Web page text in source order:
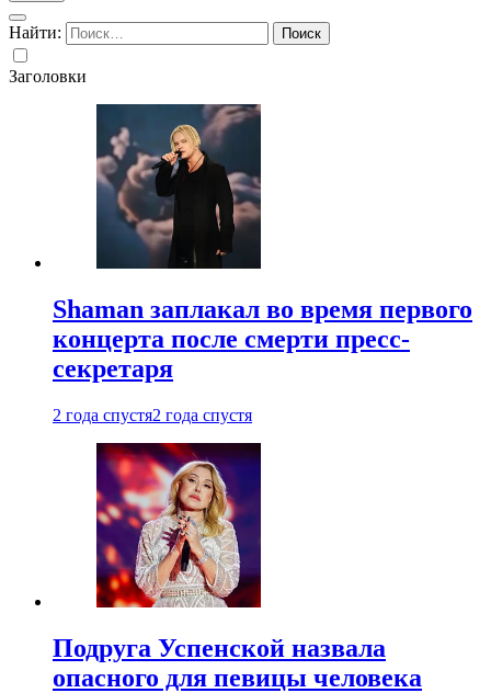
Найти:
Заголовки
Shaman заплакал во время первого
концерта после смерти пресс-
секретаря
2 года спустя2 года спустя
Подруга Успенской назвала
опасного для певицы человека